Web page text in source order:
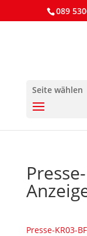
089
Seite wählen
Presse-KR03-